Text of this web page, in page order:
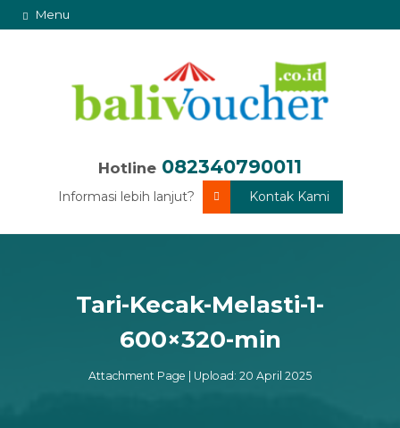
Menu
Hotline 082340790011
Informasi lebih lanjut? Kontak Kami
Tari-Kecak-Melasti-1-
600×320-min
Attachment Page | Upload: 20 April 2025